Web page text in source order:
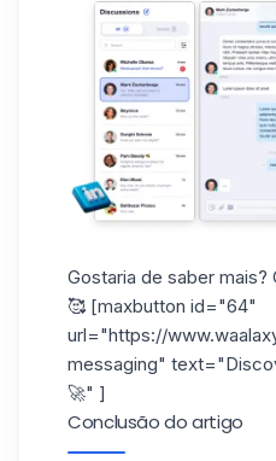
Gostaria de saber mais?
🥰 [maxbutton id="64"
url="https://
messaging"
🚀" ]
Conclusão do artigo